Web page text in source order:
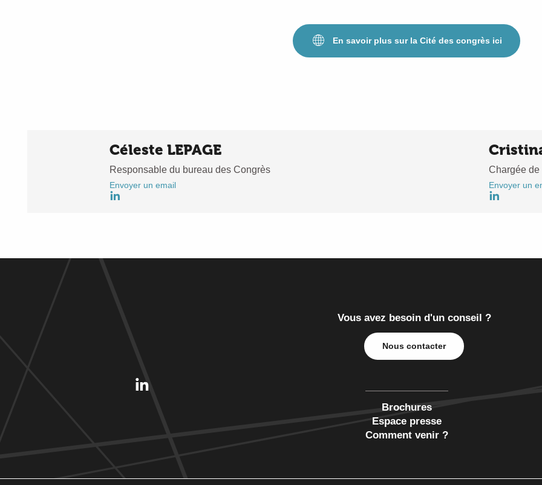
En savoir plus sur la Cité des congrès ici
Céleste LEPAGE
Responsable du bureau des Congrès
Envoyer un email
Chargée
Envoyer un
Vous avez besoin d'un conseil ?
Nous contacter
Brochures
Espace presse
Comment venir ?